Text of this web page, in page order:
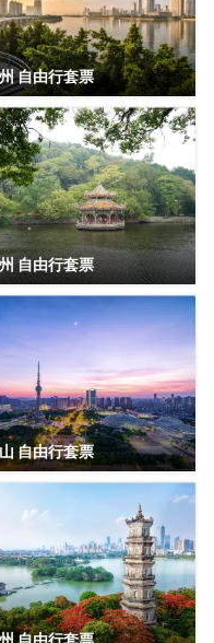
自由行套票
自由行套票
自由行套票
自由行套票